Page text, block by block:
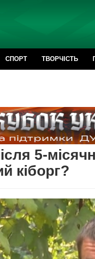
СПОРТ ТВОРЧІСТЬ
5-
кіборг?